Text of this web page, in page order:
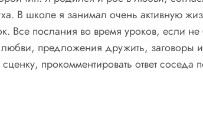
В школе я занимал очень активную
Все послания во время уроков, если
предложения дружить, заговоры и
прокомментировать ответ соседа